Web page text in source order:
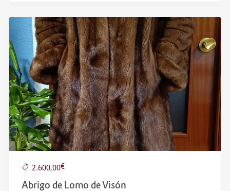
2.600,00€
Abrigo de Lomo de Visón